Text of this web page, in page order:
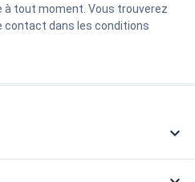
à tout moment. Vous trouverez
contact dans les conditions
